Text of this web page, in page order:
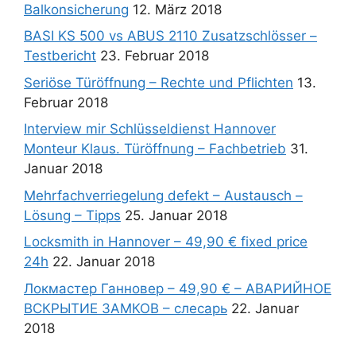
Balkonsicherung 12. März 2018
BASI KS 500 vs ABUS 2110 Zusatzschlösser –
Testbericht 23. Februar 2018
Seriöse Türöffnung – Rechte und Pflichten 13.
Februar 2018
Interview mir Schlüsseldienst Hannover
Monteur Klaus. Türöffnung – Fachbetrieb 31.
Januar 2018
Mehrfachverriegelung defekt – Austausch –
Lösung – Tipps 25. Januar 2018
Locksmith in Hannover – 49,90 € fixed price
24h 22. Januar 2018
Локмастер Ганновер – 49,90 € – АВАРИЙНОЕ
ВСКРЫТИЕ ЗАМКОВ – слесарь 22. Januar
2018